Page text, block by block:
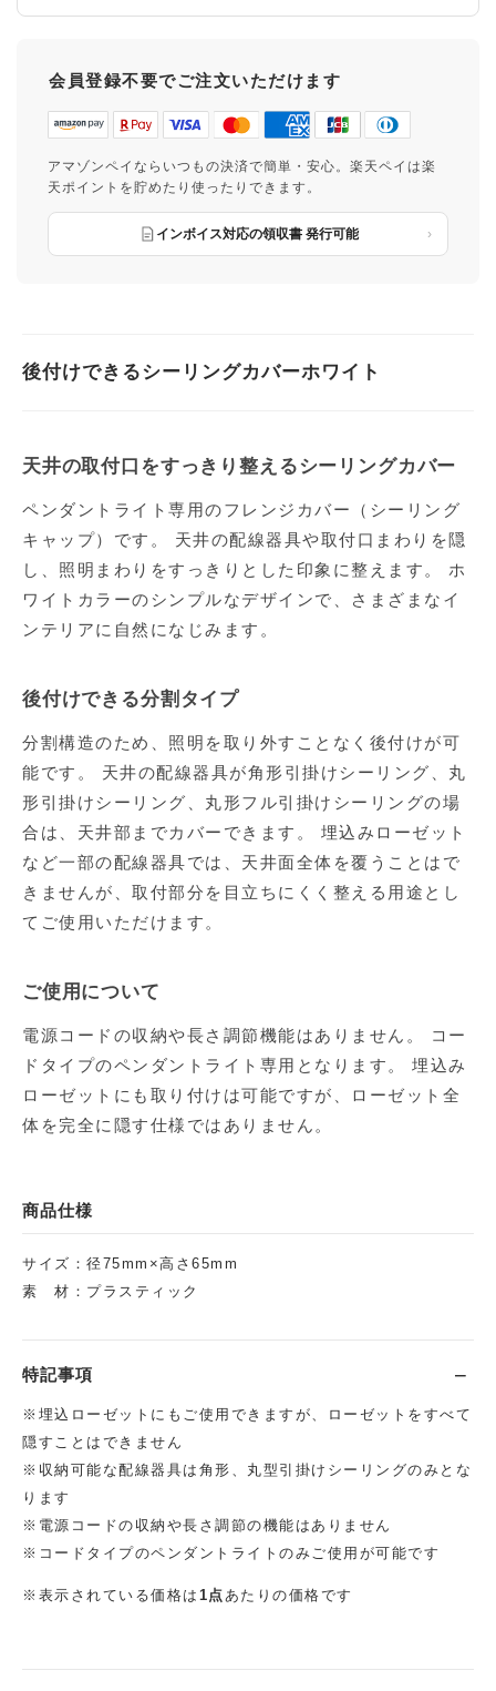
県
会員登録不要でご注文いただけます
アマゾンペイならいつもの決済で簡単・安心。楽天ペイは楽
天ポイントを貯めたり使ったりできます。
インボイス対応の領収書 発行可能
後付けできるシーリングカバーホワイト
天井の取付口をすっきり整えるシーリングカバー
ペンダントライト専用のフレンジカバー（シーリング
キャップ）です。 天井の配線器具や取付口まわりを隠
し、照明まわりをすっきりとした印象に整えます。 ホ
ワイトカラーのシンプルなデザインで、さまざまなイ
ンテリアに自然になじみます。
後付けできる分割タイプ
分割構造のため、照明を取り外すことなく後付けが可
能です。 天井の配線器具が角形引掛けシーリング、丸
形引掛けシーリング、丸形フル引掛けシーリングの場
合は、天井部までカバーできます。 埋込みローゼット
など一部の配線器具では、天井面全体を覆うことはで
きませんが、取付部分を目立ちにくく整える用途とし
てご使用いただけます。
ご使用について
電源コードの収納や長さ調節機能はありません。 コー
ドタイプのペンダントライト専用となります。 埋込み
ローゼットにも取り付けは可能ですが、ローゼット全
体を完全に隠す仕様ではありません。
商品仕様
サイズ：径75mm×高さ65mm
素 材：プラスティック
特記事項
※埋込ローゼットにもご使用できますが、ローゼットをすべて
隠すことはできません
※収納可能な配線器具は角形、丸型引掛けシーリングのみとな
ります
※電源コードの収納や長さ調節の機能はありません
※コードタイプのペンダントライトのみご使用が可能です
※表示されている価格は 1点あたりの価格です